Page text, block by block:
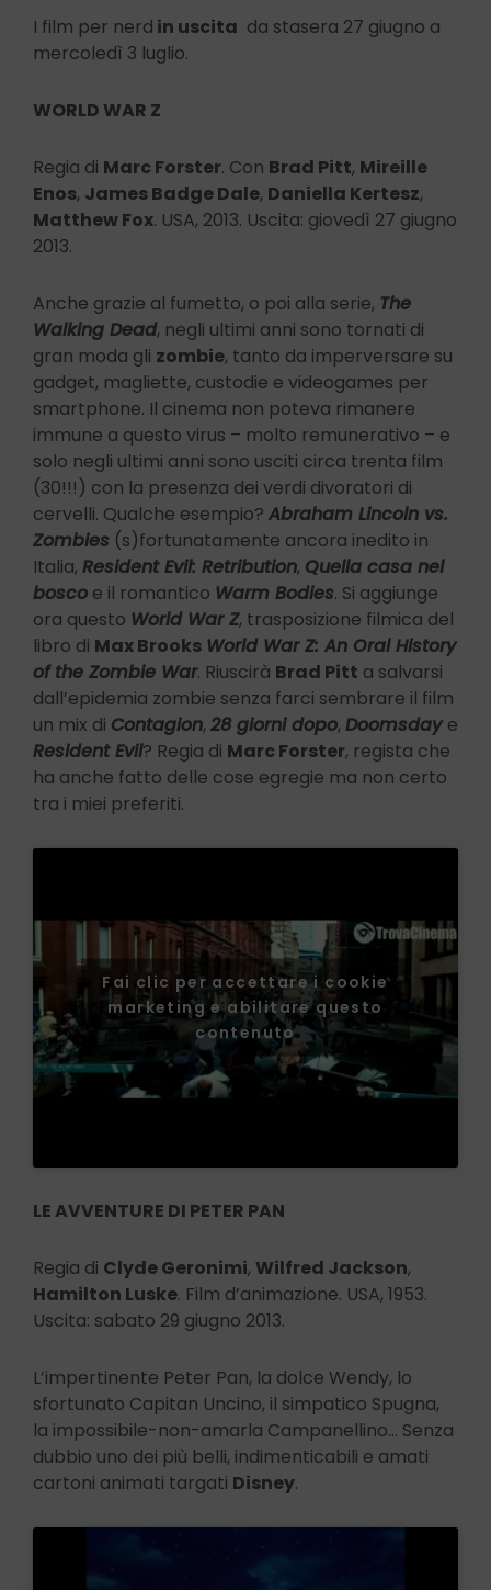
I film per nerd in uscita da stasera 27 giugno a
mercoledì 3 luglio.
WORLD WAR Z
Regia di Marc Forster. Con Brad Pitt, Mireille
Enos, James Badge Dale, Daniella Kertesz,
Matthew Fox. USA, 2013. Uscita: giovedì 27 giugno
2013.
Anche grazie al fumetto, o poi alla serie, The
Walking Dead, negli ultimi anni sono tornati di
gran moda gli zombie, tanto da imperversare su
gadget, magliette, custodie e videogames per
smartphone. Il cinema non poteva rimanere
immune a questo virus – molto remunerativo – e
solo negli ultimi anni sono usciti circa trenta film
(30!!!) con la presenza dei verdi divoratori di
cervelli. Qualche esempio? Abraham Lincoln vs.
Zombies (s)fortunatamente ancora inedito in
Italia, Resident Evil: Retribution, Quella casa nel
bosco e il romantico Warm Bodies. Si aggiunge
ora questo World War Z, trasposizione filmica del
libro di Max Brooks World War Z: An Oral History
of the Zombie War. Riuscirà Brad Pitt a salvarsi
dall’epidemia zombie senza farci sembrare il film
un mix di Contagion, 28 giorni dopo, Doomsday e
Resident Evil? Regia di Marc Forster, regista che
ha anche fatto delle cose egregie ma non certo
tra i miei preferiti.
Fai clic per accettare i cookie
marketing e abilitare questo
contenuto
LE AVVENTURE DI PETER PAN
Regia di Clyde Geronimi, Wilfred Jackson,
Hamilton Luske. Film d’animazione. USA, 1953.
Uscita: sabato 29 giugno 2013.
L’impertinente Peter Pan, la dolce Wendy, lo
sfortunato Capitan Uncino, il simpatico Spugna,
la impossibile-non-amarla Campanellino… Senza
dubbio uno dei più belli, indimenticabili e amati
cartoni animati targati Disney.